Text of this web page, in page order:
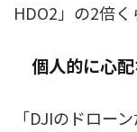
HDO2」の2倍く
個人的に心
「DJIのドロー